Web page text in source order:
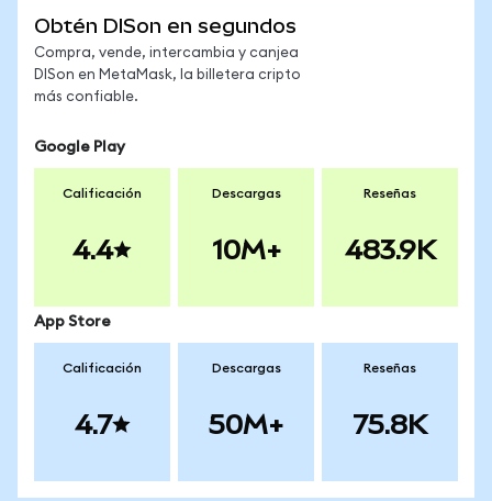
Obtén DISon en segundos
Compra, vende, intercambia y canjea
DISon en MetaMask, la billetera cripto
más confiable.
Google Play
Calificación
4.4
Descargas
10M+
Reseñas
483.9K
App Store
Calificación
4.7
Descargas
50M+
Reseñas
75.8K